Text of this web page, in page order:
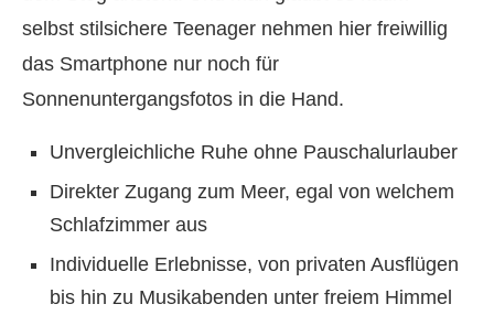
selbst stilsichere Teenager nehmen hier freiwillig
das Smartphone nur noch für
Sonnenuntergangsfotos in die Hand.
Unvergleichliche Ruhe ohne Pauschalurlauber
Direkter Zugang zum Meer, egal von welchem
Schlafzimmer aus
Individuelle Erlebnisse, von privaten Ausflügen
bis hin zu Musikabenden unter freiem Himmel